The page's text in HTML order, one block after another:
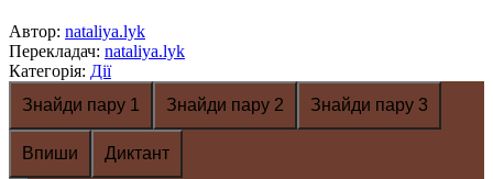
Автор: nataliya.lyk
Перекладач: nataliya.lyk
Категорія: Дії
Знайди пару 1
Знайди пару 2 Знайди пару 3
Впиши Диктант